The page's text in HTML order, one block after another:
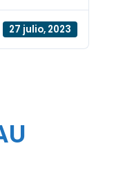
27 julio, 2023